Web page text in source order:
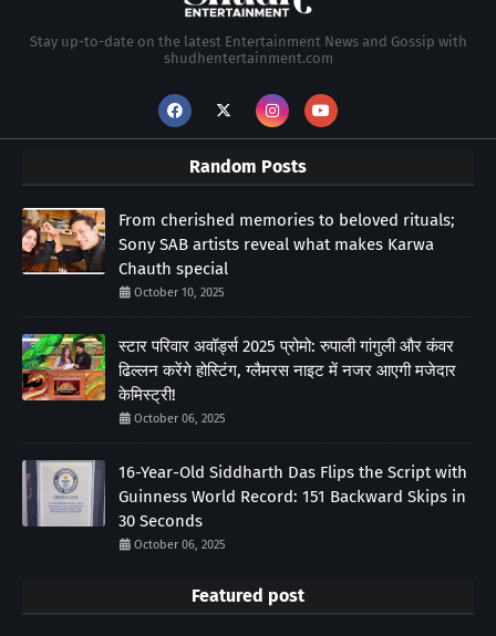
Stay up-to-date on the latest Entertainment News and Gossip with
shudhentertainment.com
Random Posts
From cherished memories to beloved rituals;
Sony SAB artists reveal what makes Karwa
Chauth special
October 10, 2025
स्टार परिवार अवॉर्ड्स 2025 प्रोमो: रुपाली गांगुली और कंवर
ढिल्लन करेंगे होस्टिंग, ग्लैमरस नाइट में नजर आएगी मजेदार
केमिस्ट्री!
October 06, 2025
16-Year-Old Siddharth Das Flips the Script with
Guinness World Record: 151 Backward Skips in
30 Seconds
October 06, 2025
Featured post